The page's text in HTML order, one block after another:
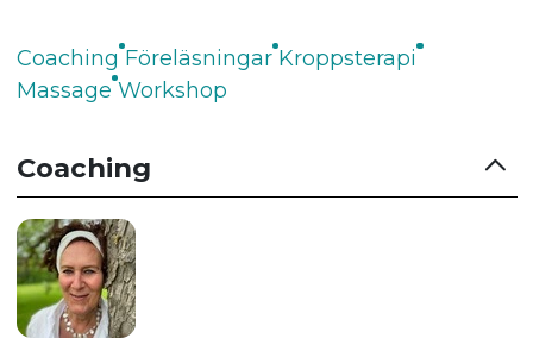
Coaching Föreläsningar Kroppsterapi
Massage Workshop
Coaching